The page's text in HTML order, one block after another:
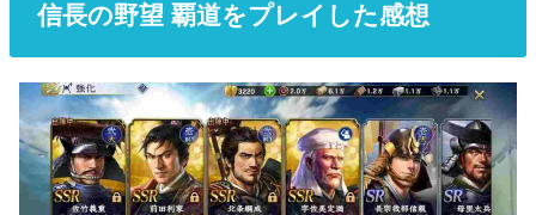
信長の野望 覇道をプレイした感想